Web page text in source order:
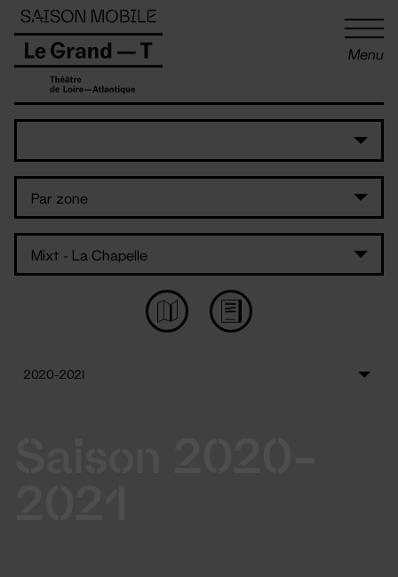
Menu
Panneau de gestion des cookies